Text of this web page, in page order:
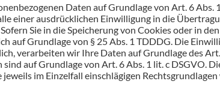
Daten auf Grundlage von Art. 6 Abs.
einer ausdrücklichen Einwilligung in die
Sie in die Speicherung von Cookies oder in
Grundlage von § 25 Abs. 1 TDDDG. Die
verarbeiten wir Ihre Daten auf Grundlage des
auf Grundlage von Art. 6 Abs. 1 lit. c DSGVO.
im Einzelfall einschlägigen